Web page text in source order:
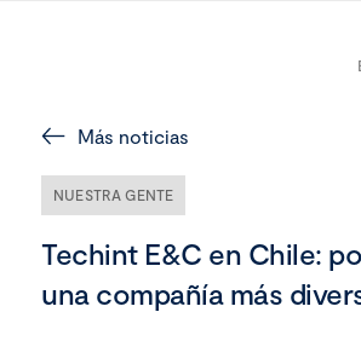
Más noticias
NUESTRA GENTE
Techint E&C en Chile:
una compañía más